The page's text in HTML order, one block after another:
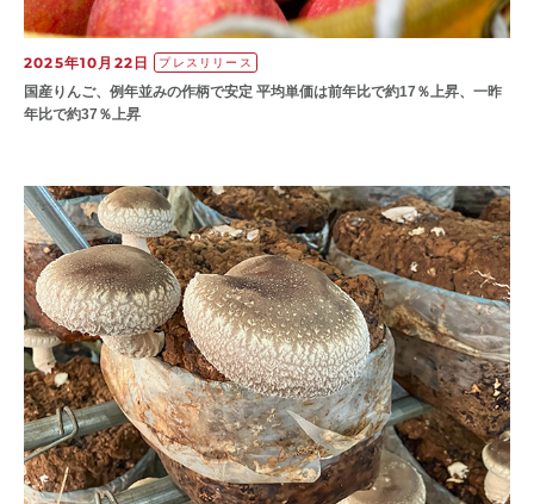
2025年10月22日 プレスリリース
国産りんご、例年並みの作柄で安定 平均単価は前年比で約17％上昇、一昨
年比で約37％上昇